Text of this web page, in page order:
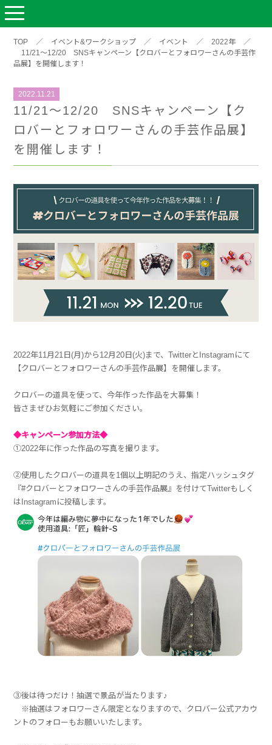
TOP ／ イベント&ワークショップ ／ イベント ／ 2022年
／
11/21～12/20 SNSキャンペーン【クロバーとフォロワーさんの手芸作
品展】を開催します！
2022.11.21
11/21～12/20 SNSキャンペーン【ク
ロバーとフォロワーさんの手芸作品展】
を開催します！
2022年11月21日(月)から12月20日(火)まで、TwitterとInstagramにて
【クロバーとフォロワーさんの手芸作品展】を開催します。
クロバーの道具を使って、今年作った作品を大募集！
皆さまぜひお気軽にご参加ください。
◆キャンペーン参加方法◆
①2022年に作った作品の写真を撮ります。
②使用したクロバーの道具を1個以上明記のうえ、指定ハッシュタグ
『#クロバーとフォロワーさんの手芸作品展』を付けてTwitterもしく
はInstagramに投稿します。
③後は待つだけ！抽選で景品が当たります♪
※抽選はフォロワーさん限定となりますので、クロバー公式アカウ
ントのフォローもお願いいたします。